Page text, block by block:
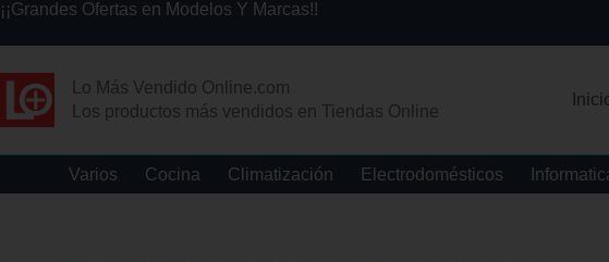
¡¡Grandes Ofertas en Modelos Y Marcas!!
Lo Más Vendido Online.com
Los productos más vendidos en Tiendas Online
Varios Cocina Climatización Electrodomésticos